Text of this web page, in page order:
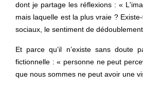
dont je partage les réflexions : «
mais laquelle est la plus vraie ?
sociaux, le sentiment de
Et parce qu’il n’existe sans doute
fictionnelle : « personne ne peut
que nous sommes ne peut avoir une